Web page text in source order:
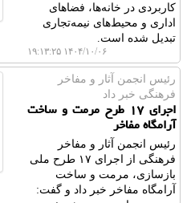
کاربردی در خانه‌ها، فضاهای
اداری و محیط‌های نیمه‌تجاری
تبدیل شده است.
۱۴۰۴/۱۰/۰۶ ۱۹:۱۳:۲۵
رئیس انجمن آثار و مفاخر
فرهنگی خبر داد
اجرای ۱۷ طرح مرمت و ساخت
آرامگاه مفاخر
رئیس انجمن آثار و مفاخر
فرهنگی از اجرای ۱۷ طرح ملی
بازسازی، مرمت و ساخت
آرامگاه مفاخر خبر داد و گفت: